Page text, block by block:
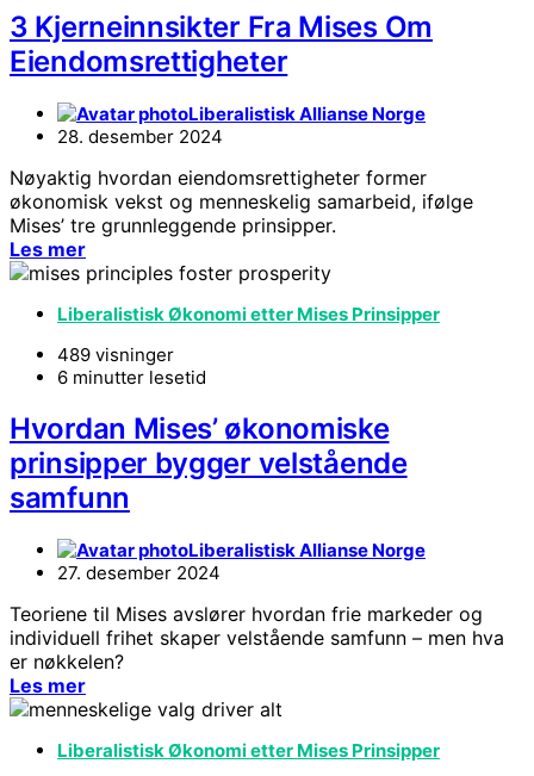
3 Kjerneinnsikter Fra Mises Om
Eiendomsrettigheter
Liberalistisk Allianse Norge
28. desember 2024
Nøyaktig hvordan eiendomsrettigheter former
økonomisk vekst og menneskelig samarbeid, ifølge
Mises’ tre grunnleggende prinsipper.
Les mer
Liberalistisk Økonomi etter Mises Prinsipper
489 visninger
6 minutter lesetid
Hvordan Mises’ økonomiske
prinsipper bygger velstående
samfunn
Liberalistisk Allianse Norge
27. desember 2024
Teoriene til Mises avslører hvordan frie markeder og
individuell frihet skaper velstående samfunn – men hva
er nøkkelen?
Les mer
Liberalistisk Økonomi etter Mises Prinsipper